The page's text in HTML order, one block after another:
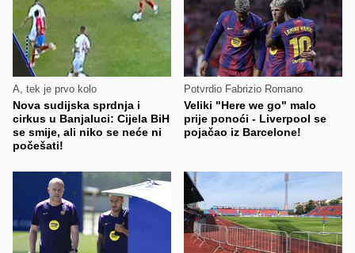
A, tek je prvo kolo
Nova sudijska sprdnja i
cirkus u Banjaluci: Cijela BiH
se smije, ali niko se neće ni
počešati!
Potvrdio Fabrizio Romano
Veliki "Here we go" malo
prije ponoći - Liverpool se
pojačao iz Barcelone!